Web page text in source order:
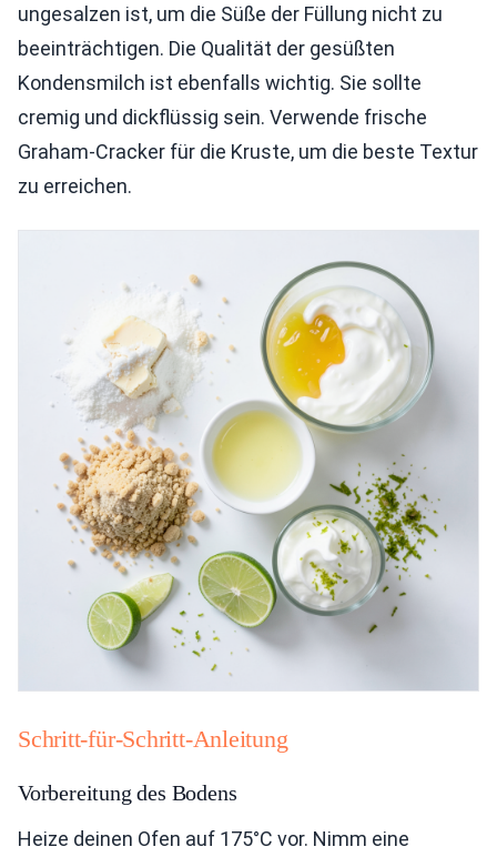
ungesalzen ist, um die Süße der Füllung nicht zu
beeinträchtigen. Die Qualität der gesüßten
Kondensmilch ist ebenfalls wichtig. Sie sollte
cremig und dickflüssig sein. Verwende frische
Graham-Cracker für die Kruste, um die beste Textur
zu erreichen.
Schritt-für-Schritt-Anleitung
Vorbereitung des Bodens
Heize deinen Ofen auf 175°C vor. Nimm eine